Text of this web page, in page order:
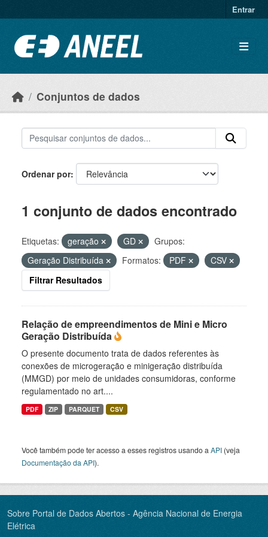
Entrar
Conjuntos de dados
Ordenar por
1 conjunto de dados encontrado
Etiquetas: geração GD
Grupos:
Geração Distribuída
Formatos: PDF
CSV
Filtrar Resultados
Relação de empreendimentos de Mini e Micro
Geração Distribuída
O presente documento trata de dados referentes às
conexões de microgeração e minigeração distribuída
(MMGD) por meio de unidades consumidoras, conforme
regulamentado no art....
PDF ZIP PARQUET CSV
Você também pode ter acesso a esses registros usando a API (veja
Documentação da API).
Sobre Portal de Dados Abertos - Agência Nacional de Energia
Elétrica